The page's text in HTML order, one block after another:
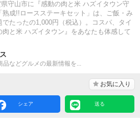
守山市に『感動の肉と米 ハズイタウン守
成!!ロースステーキセット」は、ご飯・み
たったの1,000円（税込）。コスパ、タイ
と米 ハズイタウン』をあなたも体感して
などグルメの最新情報を...
お気に入り
シェア 送る